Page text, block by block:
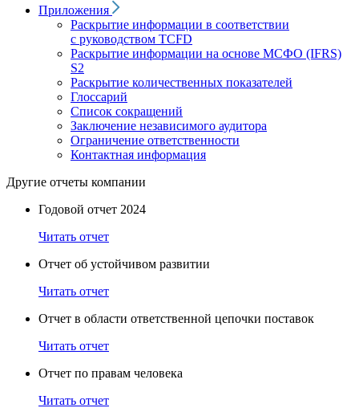
Приложения
Раскрытие информации в соответствии
с руководством TCFD
Раскрытие информации на основе МСФО (IFRS)
S2
Раскрытие количественных показателей
Глоссарий
Список сокращений
Заключение независимого аудитора
Ограничение ответственности
Контактная информация
Другие отчеты компании
Годовой отчет 2024
Читать отчет
Отчет об устойчивом развитии
Читать отчет
Отчет в области ответственной цепочки поставок
Читать отчет
Отчет по правам человека
Читать отчет